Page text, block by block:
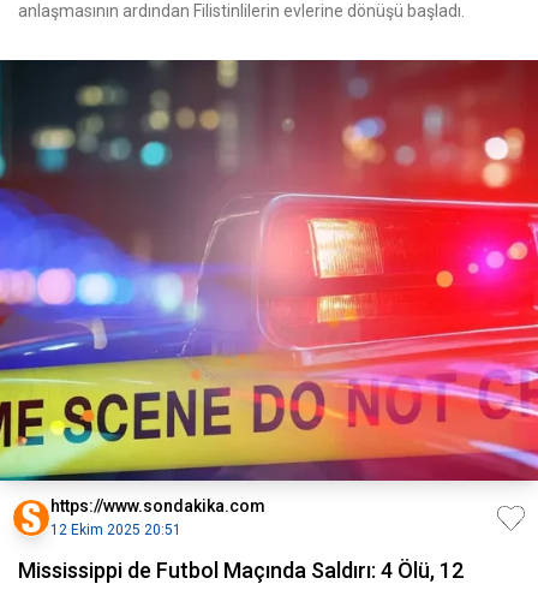
anlaşmasının ardından Filistinlilerin evlerine dönüşü başladı.
https://www.sondakika.com
12 Ekim 2025 20:51
Mississippi de Futbol Maçında Saldırı: 4 Ölü, 12